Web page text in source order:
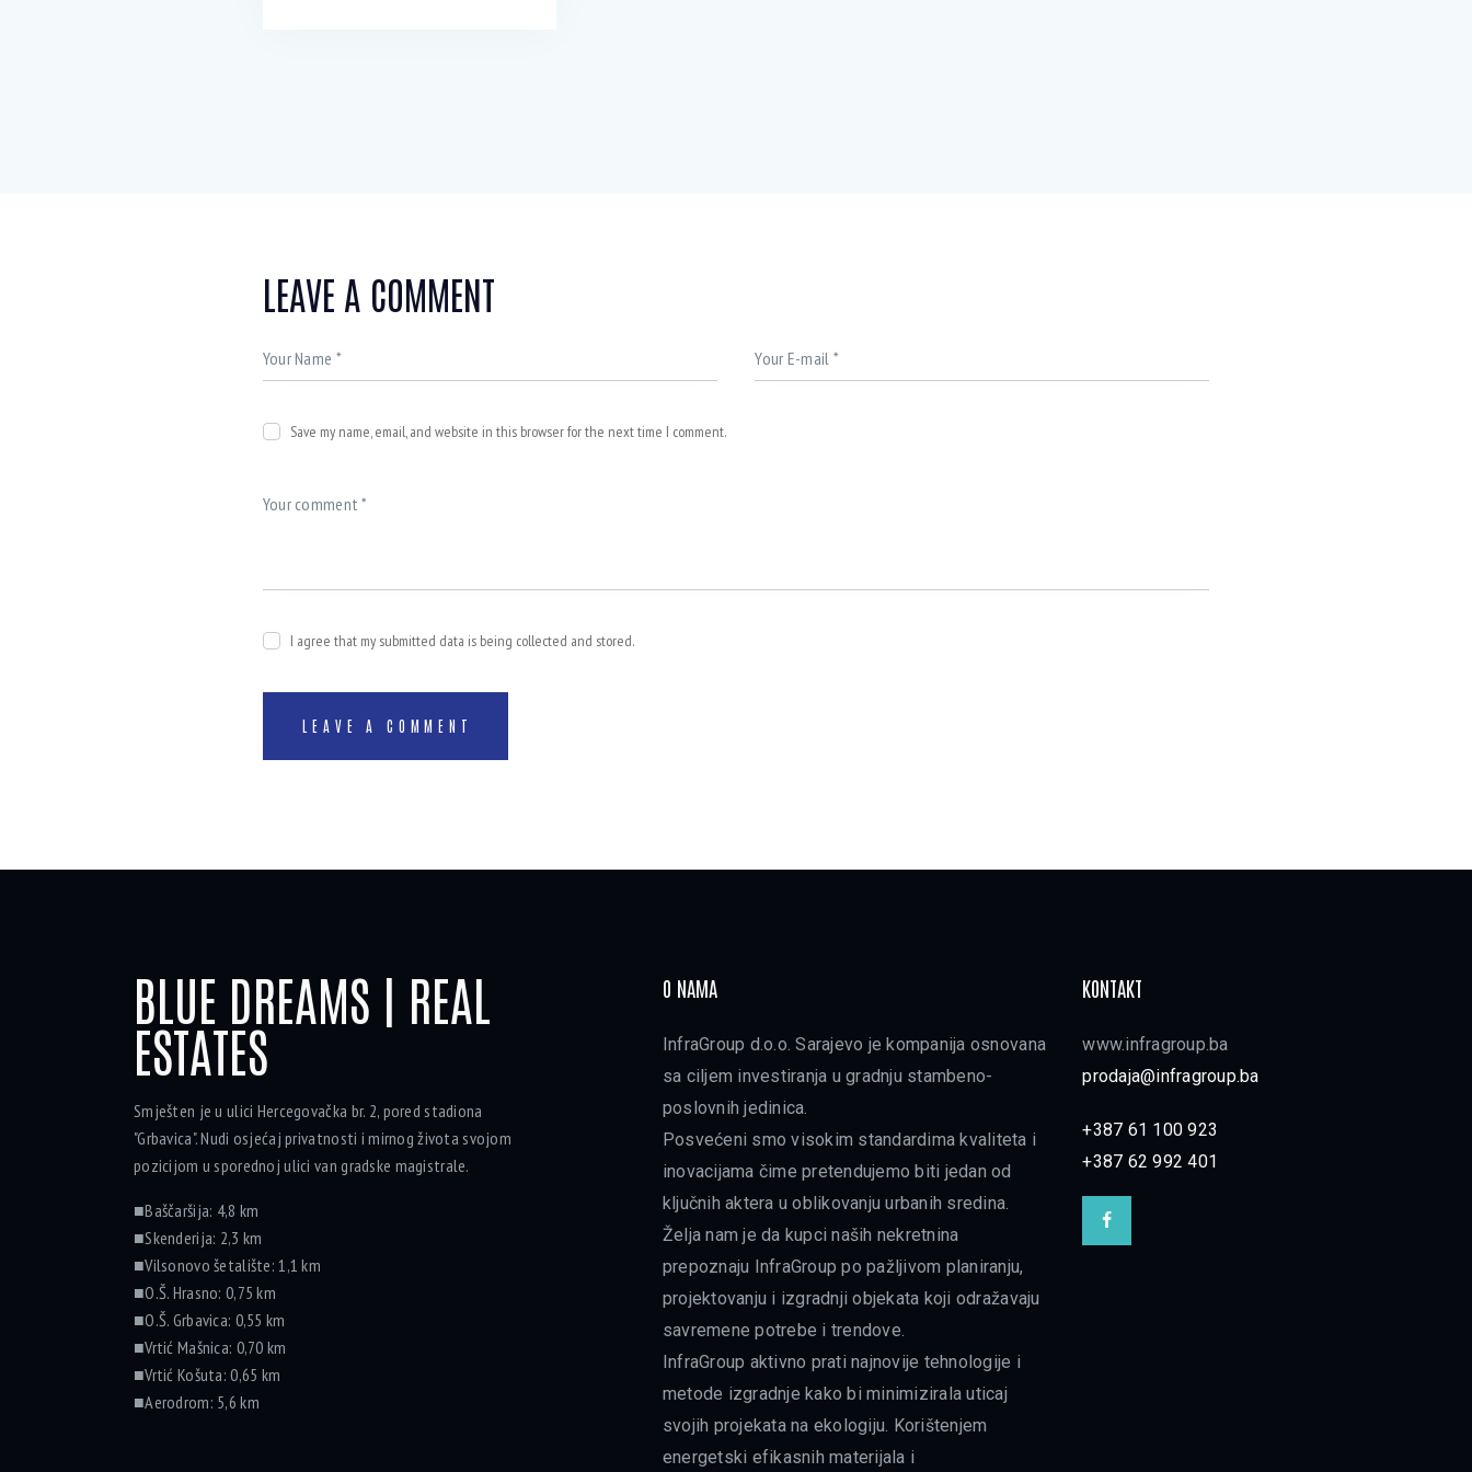
LEAVE A COMMENT
Save my name, email, and website in this browser for the next time I comment.
I agree that my submitted data is being collected and stored.
BLUE DREAMS | REAL
ESTATES
Smješten je u ulici Hercegovačka br. 2, pored stadiona
"Grbavica". Nudi osjećaj privatnosti i mirnog života svojom
pozicijom u sporednoj ulici van gradske magistrale.
■Baščaršija: 4,8 km
■Skenderija: 2,3 km
■Vilsonovo šetalište: 1,1 km
■O.Š. Hrasno: 0,75 km
■O.Š. Grbavica: 0,55 km
■Vrtić Mašnica: 0,70 km
■Vrtić Košuta: 0,65 km
■Aerodrom: 5,6 km
O NAMA
InfraGroup d.o.o. Sarajevo je kompanija osnovana
sa ciljem investiranja u gradnju stambeno-
poslovnih jedinica.
Posvećeni smo visokim standardima kvaliteta i
inovacijama čime pretendujemo biti jedan od
ključnih aktera u oblikovanju urbanih sredina.
Želja nam je da kupci naših nekretnina
prepoznaju InfraGroup po pažljivom planiranju,
projektovanju i izgradnji objekata koji odražavaju
savremene potrebe i trendove.
InfraGroup aktivno prati najnovije tehnologije i
metode izgradnje kako bi minimizirala uticaj
svojih projekata na ekologiju. Korištenjem
energetski efikasnih materijala i
KONTAKT
www.infragroup.ba
prodaja@infragroup.ba
+387 61 100 923
+387 62 992 401